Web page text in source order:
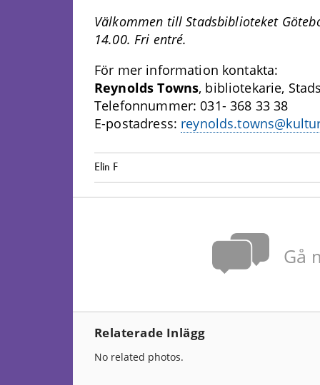
Välkommen till Stadsbiblioteket
14.00. Fri entré.
För mer information kontakta:
Reynolds Towns, bibliotekarie,
Telefonnummer: 031- 368 33 38
E-postadress:
Elin F
Gå
Relaterade Inlägg
No related photos.